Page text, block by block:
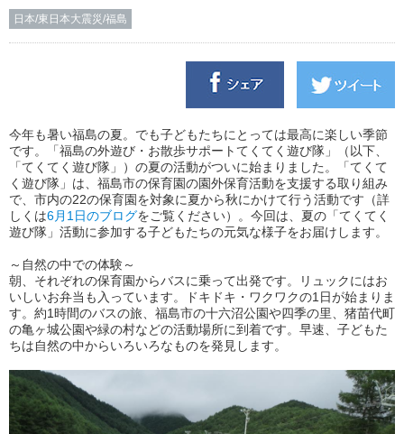
日本/東日本大震災/福島
今年も暑い福島の夏。でも子どもたちにとっては最高に楽しい季節
です。「福島の外遊び・お散歩サポートてくてく遊び隊」（以下、
「てくてく遊び隊」）の夏の活動がついに始まりました。「てくて
く遊び隊」は、福島市の保育園の園外保育活動を支援する取り組み
で、市内の22の保育園を対象に夏から秋にかけて行う活動です（詳
しくは6月1日のブログをご覧ください）。今回は、夏の「てくてく
遊び隊」活動に参加する子どもたちの元気な様子をお届けします。
～自然の中での体験～
朝、それぞれの保育園からバスに乗って出発です。リュックにはお
いしいお弁当も入っています。ドキドキ・ワクワクの1日が始まりま
す。約1時間のバスの旅、福島市の十六沼公園や四季の里、猪苗代町
の亀ヶ城公園や緑の村などの活動場所に到着です。早速、子どもた
ちは自然の中からいろいろなものを発見します。